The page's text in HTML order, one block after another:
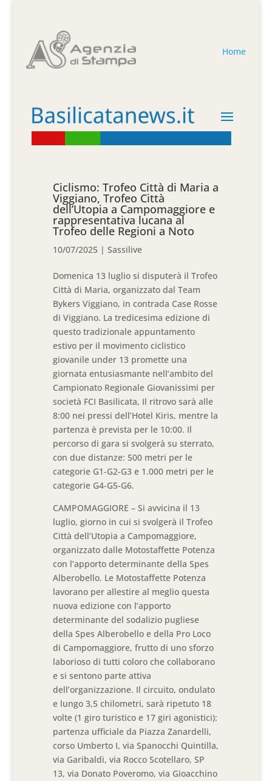
Home
Ciclismo: Trofeo Città di Maria a
Viggiano, Trofeo Città
dell’Utopia a Campomaggiore e
rappresentativa lucana al
Trofeo delle Regioni a Noto
10/07/2025 |Sassilive
Domenica 13 luglio si disputerà il Trofeo
Città di Maria, organizzato dal Team
Bykers Viggiano, in contrada Case Rosse
di Viggiano. La tredicesima edizione di
questo tradizionale appuntamento
estivo per il movimento ciclistico
giovanile under 13 promette una
giornata entusiasmante nell’ambito del
Campionato Regionale Giovanissimi per
società FCI Basilicata, Il ritrovo sarà alle
8:00 nei pressi dell’Hotel Kiris, mentre la
partenza è prevista per le 10:00. Il
percorso di gara si svolgerà su sterrato,
con due distanze: 500 metri per le
categorie G1-G2-G3 e 1.000 metri per le
categorie G4-G5-G6.
CAMPOMAGGIORE – Si avvicina il 13
luglio, giorno in cui si svolgerà il Trofeo
Città dell’Utopia a Campomaggiore,
organizzato dalle Motostaffette Potenza
con l’apporto determinante della Spes
Alberobello. Le Motostaffette Potenza
lavorano per allestire al meglio questa
nuova edizione con l’apporto
determinante del sodalizio pugliese
della Spes Alberobello e della Pro Loco
di Campomaggiore, frutto di uno sforzo
laborioso di tutti coloro che collaborano
e si sentono parte attiva
dell’organizzazione. Il circuito, ondulato
e lungo 3,5 chilometri, sarà ripetuto 18
volte (1 giro turistico e 17 giri agonistici):
partenza ufficiale da Piazza Zanardelli,
corso Umberto I, via Spanocchi Quintilla,
via Garibaldi, via Rocco Scotellaro, SP
13, via Donato Poveromo, via Gioacchino